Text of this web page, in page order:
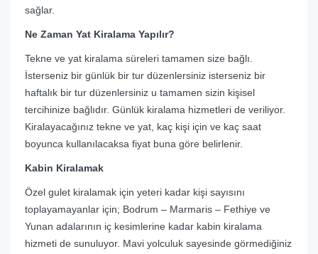
sağlar.
Ne Zaman Yat Kiralama Yapılır?
Tekne ve yat kiralama süreleri tamamen size bağlı.
İsterseniz bir günlük bir tur düzenlersiniz isterseniz bir
haftalık bir tur düzenlersiniz u tamamen sizin kişisel
tercihinize bağlıdır. Günlük kiralama hizmetleri de veriliyor.
Kiralayacağınız tekne ve yat, kaç kişi için ve kaç saat
boyunca kullanılacaksa fiyat buna göre belirlenir.
Kabin Kiralamak
Özel gulet kiralamak için yeteri kadar kişi sayısını
toplayamayanlar için; Bodrum – Marmaris – Fethiye ve
Yunan adalarının iç kesimlerine kadar kabin kiralama
hizmeti de sunuluyor. Mavi yolculuk sayesinde görmediğiniz